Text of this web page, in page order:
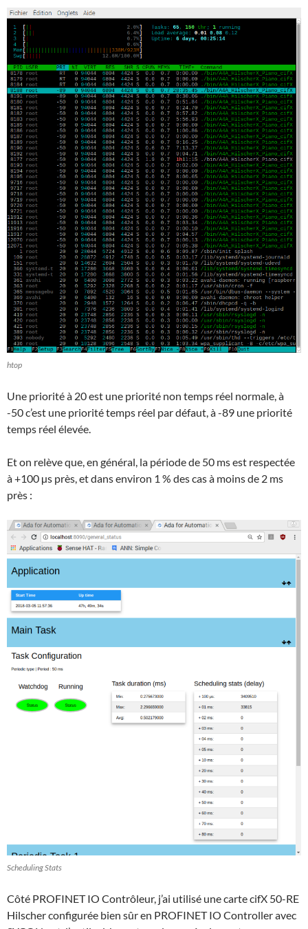
htop
Une priorité à 20 est une priorité non temps réel normale, à
-50 c’est une priorité temps réel par défaut, à -89 une priorité
temps réel élevée.
Et on relève que, en général, la période de 50 ms est respectée
à +100 µs près, et dans environ 1 % des cas à moins de 2 ms
près :
Scheduling Stats
Côté PROFINET IO Contrôleur, j’ai utilisé une carte cifX 50-RE
Hilscher configurée bien sûr en PROFINET IO Controller avec